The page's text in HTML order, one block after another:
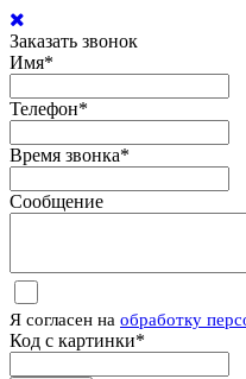
Заказать звонок
Имя*
Телефон*
Время звонка*
Сообщение
Я согласен на обработку
Код с картинки*